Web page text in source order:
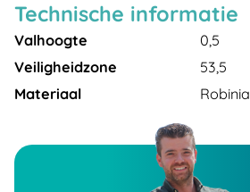
Technische informatie
Valhoogte
0,5
Veiligheidzone
53,5
Materiaal
Robinia